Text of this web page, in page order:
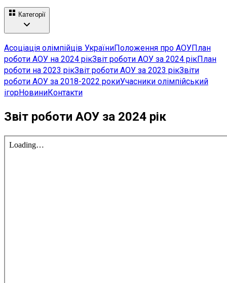
Категорії
Асоціація олімпійців УкраїниПоложення про АОУПлан
роботи АОУ на 2024 рікЗвіт роботи АОУ за 2024 рікПлан
роботи на 2023 рікЗвіт роботи АОУ за 2023 рікЗвіти
роботи АОУ за 2018-2022 рокиУчасники олімпійський
ігорНовиниКонтакти
Звіт роботи АОУ за 2024 рік